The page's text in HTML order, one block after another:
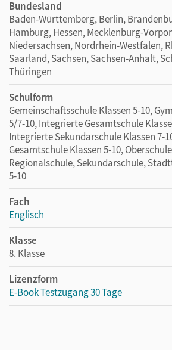
Bundesland
Baden-Württemberg, Berlin,
Hamburg, Hessen, Mecklenburg-
Niedersachsen, Nordrhein-Westfalen,
Saarland, Sachsen, Sachsen-Anhalt,
Thüringen
Schulform
Gemeinschaftsschule Klassen 5-10,
5/7-10, Integrierte Gesamtschule
Integrierte Sekundarschule Klassen 7-
Gesamtschule Klassen 5-10,
Regionalschule, Sekundarschule,
5-10
Fach
Englisch
Klasse
8. Klasse
Lizenzform
E-Book Testzugang 30 Tage